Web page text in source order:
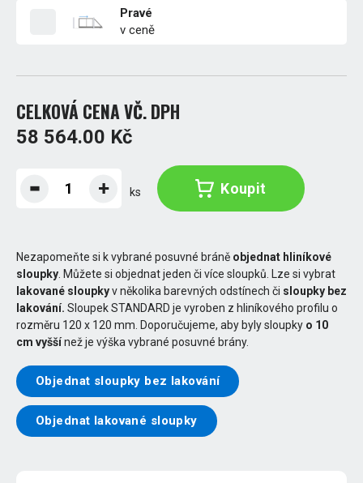
Pravé
v ceně
CELKOVÁ CENA VČ. DPH
58 564.00 Kč
ks Koupit
Nezapomeňte si k vybrané posuvné bráně objednat hliníkové
sloupky . Můžete si objednat jeden či více sloupků. Lze si vybrat
lakované sloupkyv několika barevných odstínech či sloupky bez
lakování. Sloupek STANDARD je vyroben z hliníkového profilu o
rozměru 120 x 120 mm. Doporučujeme, aby byly sloupky o 10
cm vyššínež je výška vybrané posuvné brány.
Objednat sloupky bez lakování
Objednat lakované sloupky